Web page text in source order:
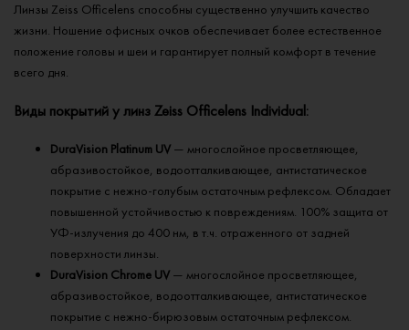
Линзы Zeiss Officelens способны существенно улучшить качество
жизни. Ношение офисных очков обеспечивает более естественное
положение головы и шеи и гарантирует полный комфорт в течение
всего дня.
Виды покрытий у линз Zeiss Officelens Individual:
DuraVision Platinum UV — многослойное просветляющее,
абразивостойкое, водоотталкивающее, антистатическое
покрытие с нежно-голубым остаточным рефлексом. Обладает
повышенной устойчивостью к повреждениям. 100% защита от
УФ-излучения до 400 нм, в т.ч. отраженного от задней
поверхности линзы.
DuraVision Chrome UV — многослойное просветляющее,
абразивостойкое, водоотталкивающее, антистатическое
покрытие с нежно-бирюзовым остаточным рефлексом.